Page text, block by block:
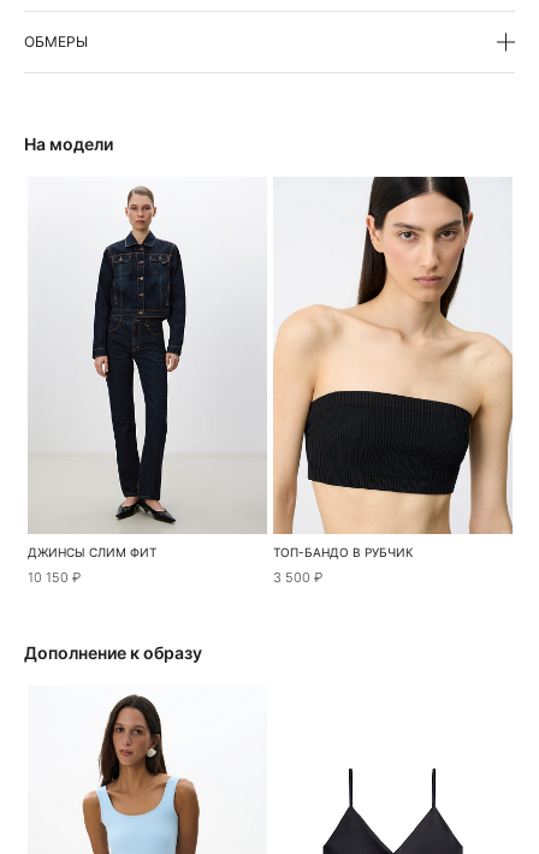
ОБМЕРЫ
На модели
ДЖИНСЫ СЛИМ ФИТ
10 150 ₽
ТОП-БАНДО В РУБЧИК
3 500 ₽
Дополнение к образу